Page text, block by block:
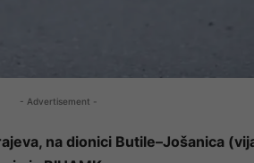
- Advertisement -
na dionici Butile–Jošanica